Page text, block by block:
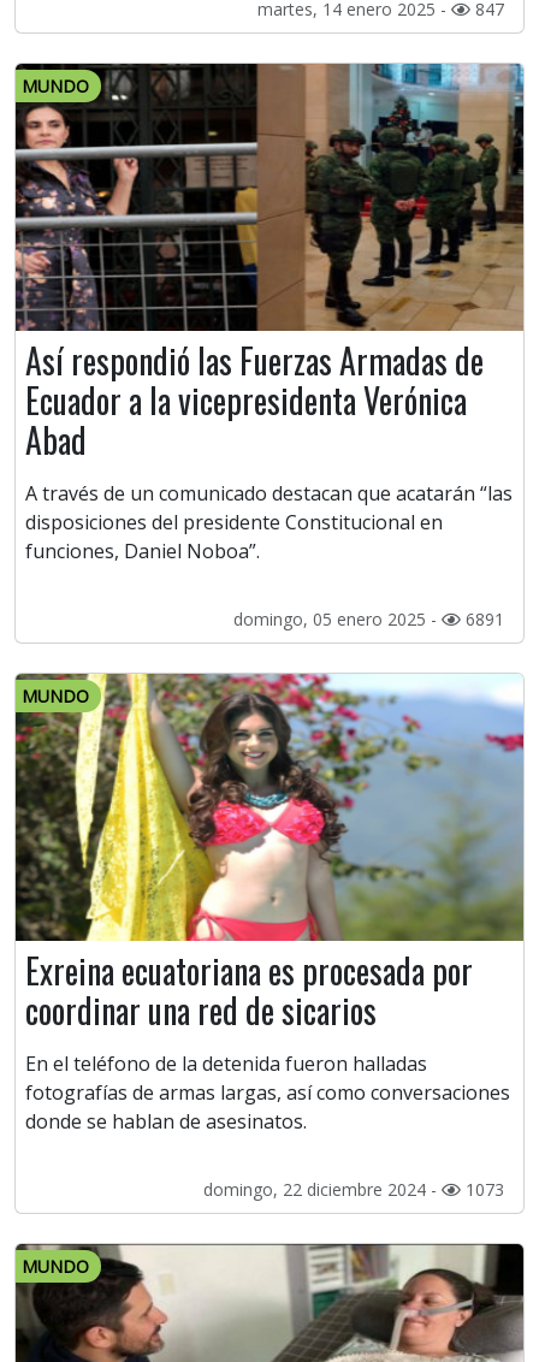
martes, 14 enero 2025 - 847
MUNDO
Así respondió las Fuerzas Armadas de
Ecuador a la vicepresidenta Verónica
Abad
A través de un comunicado destacan que acatarán “las
disposiciones del presidente Constitucional en
funciones, Daniel Noboa”.
domingo, 05 enero 2025 - 6891
MUNDO
Exreina ecuatoriana es procesada por
coordinar una red de sicarios
En el teléfono de la detenida fueron halladas
fotografías de armas largas, así como conversaciones
donde se hablan de asesinatos.
domingo, 22 diciembre 2024 - 1073
MUNDO